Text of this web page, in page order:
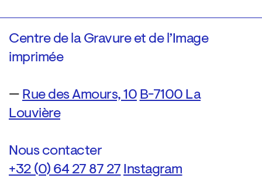
Centre de la Gravure et de l’Image
imprimée
— Rue des Amours, 10 B-7100 La
Louvière
Nous contacter
+32 (0) 64 27 87 27 Instagram